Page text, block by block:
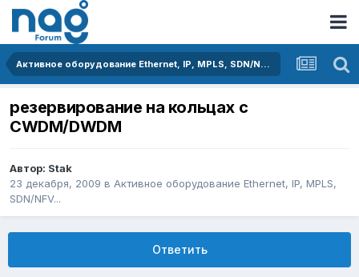
Активное оборудование Ethernet, IP, MPLS, SDN/NFV...
резервирование на кольцах c
CWDM/DWDM
Автор: Stak
23 декабря, 2009 в Активное оборудование Ethernet, IP, MPLS,
SDN/NFV...
Ответить